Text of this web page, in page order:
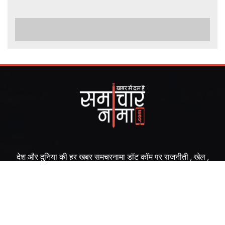
देश और दुनिया की हर खबर समचरनामा डॉट कॉम पर राजनीती , खेल ,